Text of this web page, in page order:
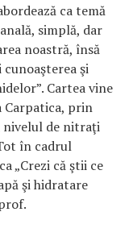
ca temă
simplă, dar
noastră, însă
şi
Cartea vine
Carpatica, prin
nivelul de nitraţi
în cadrul
„Crezi că ştii ce
şi hidratare